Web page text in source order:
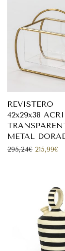
REVISTERO
42x29x38
METAL
295,24€ El precio
215,99€